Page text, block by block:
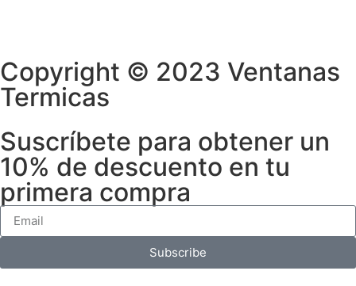
Copyright © 2023 Ventanas
Termicas
Suscríbete para obtener un
10% de descuento en tu
primera compra
Subscribe